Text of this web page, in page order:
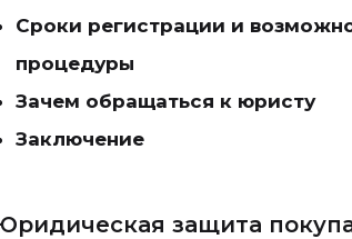
Сроки регистрации и
процедуры
Зачем обращаться к юристу
Заключение
защита